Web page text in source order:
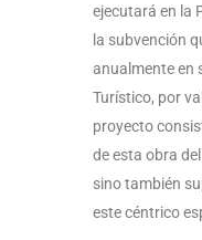
ejecutará en la
la subvención
anualmente en
Turístico, por
proyecto
de esta obra
sino también
este céntrico